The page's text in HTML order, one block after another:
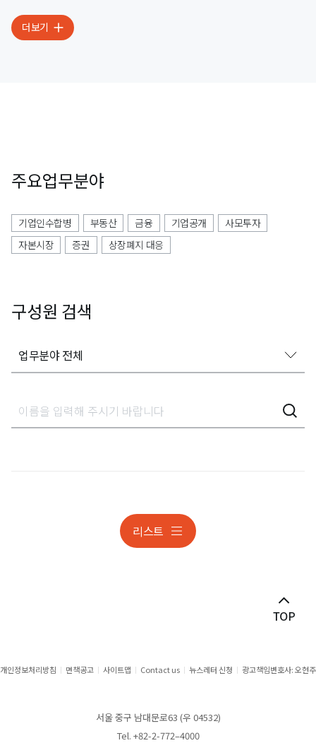
주요업무분야
기업인수합병 부동산 금융 기업공개
사모투자
자본시장
증권 상장폐지 대응
구성원 검색
업무분야 전체
가사상속분쟁
개인정보 조사대응 및 분쟁
더보기
리스트
개인정보처리방침 면책공고 사이트맵 Contact us 뉴스레터 신청 광고책임변호사: 오현주
서울 중구 남대문로63 (우 04532)
Tel. +82-2-772–4000